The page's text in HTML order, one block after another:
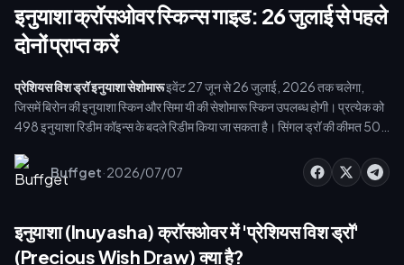
इनुयाशा क्रॉसओवर स्किन्स गाइड: 26 जुलाई से पहले
दोनों प्राप्त करें
प्रेशियस विश ड्रॉ इनुयाशा सेशोमारूइवेंट 27 जून से 26 जुलाई, 2026 तक चलेगा,
जिसमें बिरोन की इनुयाशा स्किन और सिमा यी की सेशोमारू स्किन उपलब्ध होगी। प्रत्येक को
498 इनुयाशा रिडीम कॉइन्स के बदले रिडीम किया जा सकता है। सिंगल ड्रॉ की कीमत 50
दर पर उपलब्ध है। प्रति स्किन लगभग 1,500–2,000 टोकन का बजट रखें। ये दोनों
इंटरनेशनल सर्वर एक्सक्लूसिव हैं — जो 26 जुलाई के बाद हमेशा के लिए चले जाएंगे।
Buffget·2026/07/07
इनुयाशा (Inuyasha) क्रॉसओवर में 'प्रेशियस विश ड्रॉ'
(Precious Wish Draw) क्या है?